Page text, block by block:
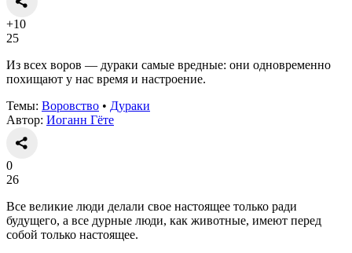
+10
25
Из всех воров — дураки самые вредные: они одновременно
похищают у нас время и настроение.
Темы: Воровство • Дураки
Автор: Иоганн Гёте
0
26
Все великие люди делали свое настоящее только ради
будущего, а все дурные люди, как животные, имеют перед
собой только настоящее.